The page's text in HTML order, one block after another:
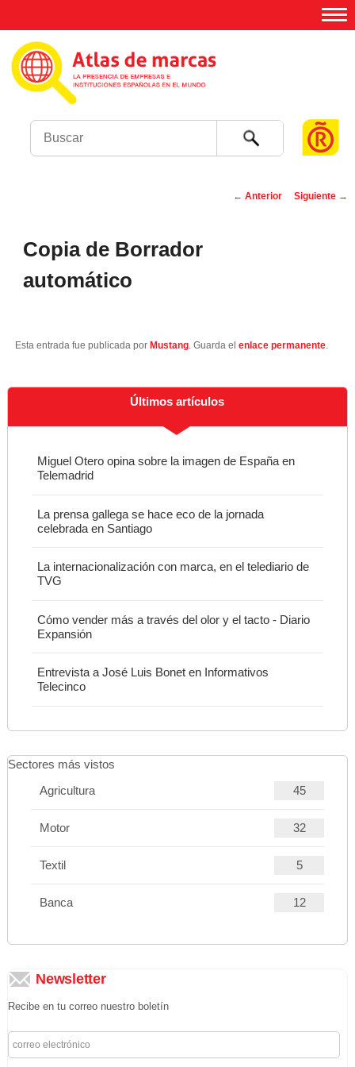
Buscar
← Anterior Siguiente →
Copia de Borrador
automático
Esta entrada fue publicada por Mustang. Guarda el enlace permanente.
Últimos artículos
Miguel Otero opina sobre la imagen de España en
Telemadrid
La prensa gallega se hace eco de la jornada
celebrada en Santiago
La internacionalización con marca, en el telediario de
TVG
Cómo vender más a través del olor y el tacto - Diario
Expansión
Entrevista a José Luis Bonet en Informativos
Telecinco
Sectores más vistos
Agricultura
45
Motor 32
Textil 5
Banca 12
Newsletter
Recibe en tu correo nuestro boletín